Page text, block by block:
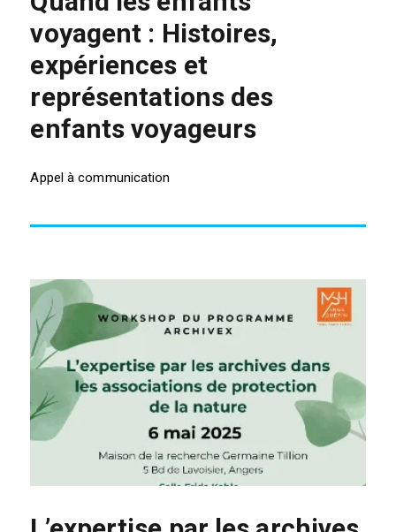
voyagent : Histoires,
expériences et
représentations des
enfants voyageurs
Appel à communication